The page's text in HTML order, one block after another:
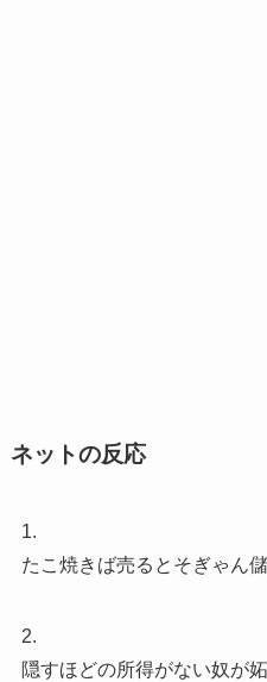
ネットの反応
1.
たこ焼きば売るとそぎゃん
2.
隠すほどの所得がない奴が